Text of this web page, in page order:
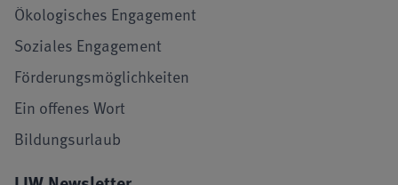
Ökologisches Engagement
Soziales Engagement
Förderungsmöglichkeiten
Ein offenes Wort
Bildungsurlaub